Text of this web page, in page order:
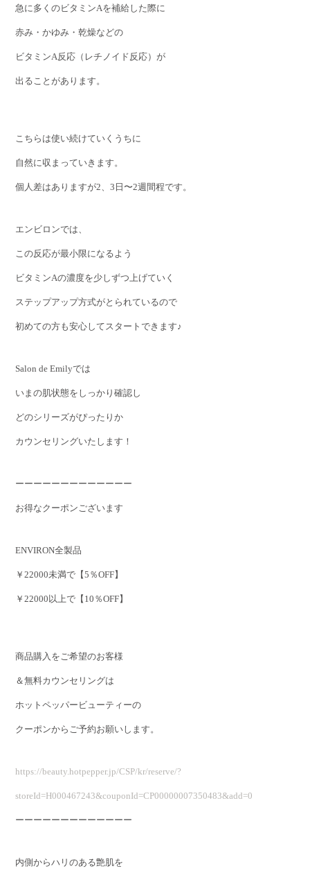
急に多くのビタミンAを補給した際に
赤み・かゆみ・乾燥などの
ビタミンA反応（レチノイド反応）が
出ることがあります。
こちらは使い続けていくうちに
自然に収まっていきます。
個人差はありますが2、3日〜2週間程です。
エンビロンでは、
この反応が最小限になるよう
ビタミンAの濃度を少しずつ上げていく
ステップアップ方式がとられているので
初めての方も安心してスタートできます♪
Salon de Emilyでは
いまの肌状態をしっかり確認し
どのシリーズがぴったりか
カウンセリングいたします！
ーーーーーーーーーーーーー
お得なクーポンございます
ENVIRON全製品
￥22000未満で【5％OFF】
￥22000以上で【10％OFF】
商品購入をご希望のお客様
＆無料カウンセリングは
ホットペッパービューティーの
クーポンからご予約お願いします。
https://beauty.hotpepper.jp/CSP/kr/reserve/?
storeId=H000467243&couponId=CP00000007350483&add=0
ーーーーーーーーーーーーー
内側からハリのある艶肌を